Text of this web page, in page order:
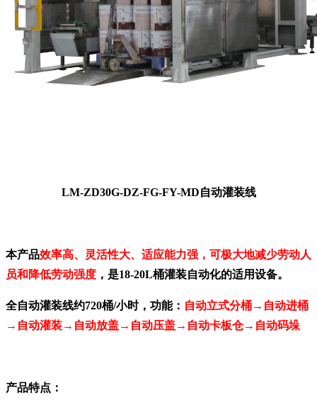
LM-ZD30G-DZ-FG-FY-MD自动灌装线
本产品效率高、灵活性大、适应能力强，可极大地减少劳动人
员和降低劳动强度 ，是18-20L桶灌装自动化的适用设备。
全自动灌装线约720桶/小时，功能： 自动立式分桶→自动进桶
→自动灌装→自动放盖→自动压盖→自动卡板仓→自动码垛
产品特点：